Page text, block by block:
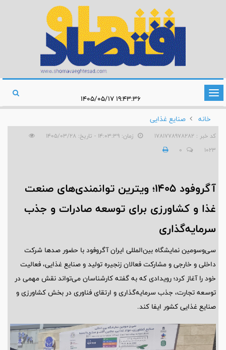
تغییر
وضعیت
ناوبری
خانه
صنایع غذایی
کد خبر : 1781778978282
زمان: ۱۴:۰۳:۳۹ - تاریخ: ۱۴۰۵/۰۳/۲۸
1023
0
آگروفود ۱۴۰۵؛ ویترین توانمندی‌های صنعت
غذا و کشاورزی برای توسعه صادرات و جذب
سرمایه‌گذاری
سی‌وسومین نمایشگاه بین‌المللی ایران آگروفود با حضور صدها شرکت
داخلی و خارجی و مشارکت فعالان زنجیره تولید و صنایع غذایی، فعالیت
خود را آغاز کرد؛ رویدادی که به گفته کارشناسان می‌تواند نقش مهمی در
توسعه تجارت، جذب سرمایه‌گذاری و ارتقای فناوری در بخش کشاورزی و
صنایع غذایی کشور ایفا کند.